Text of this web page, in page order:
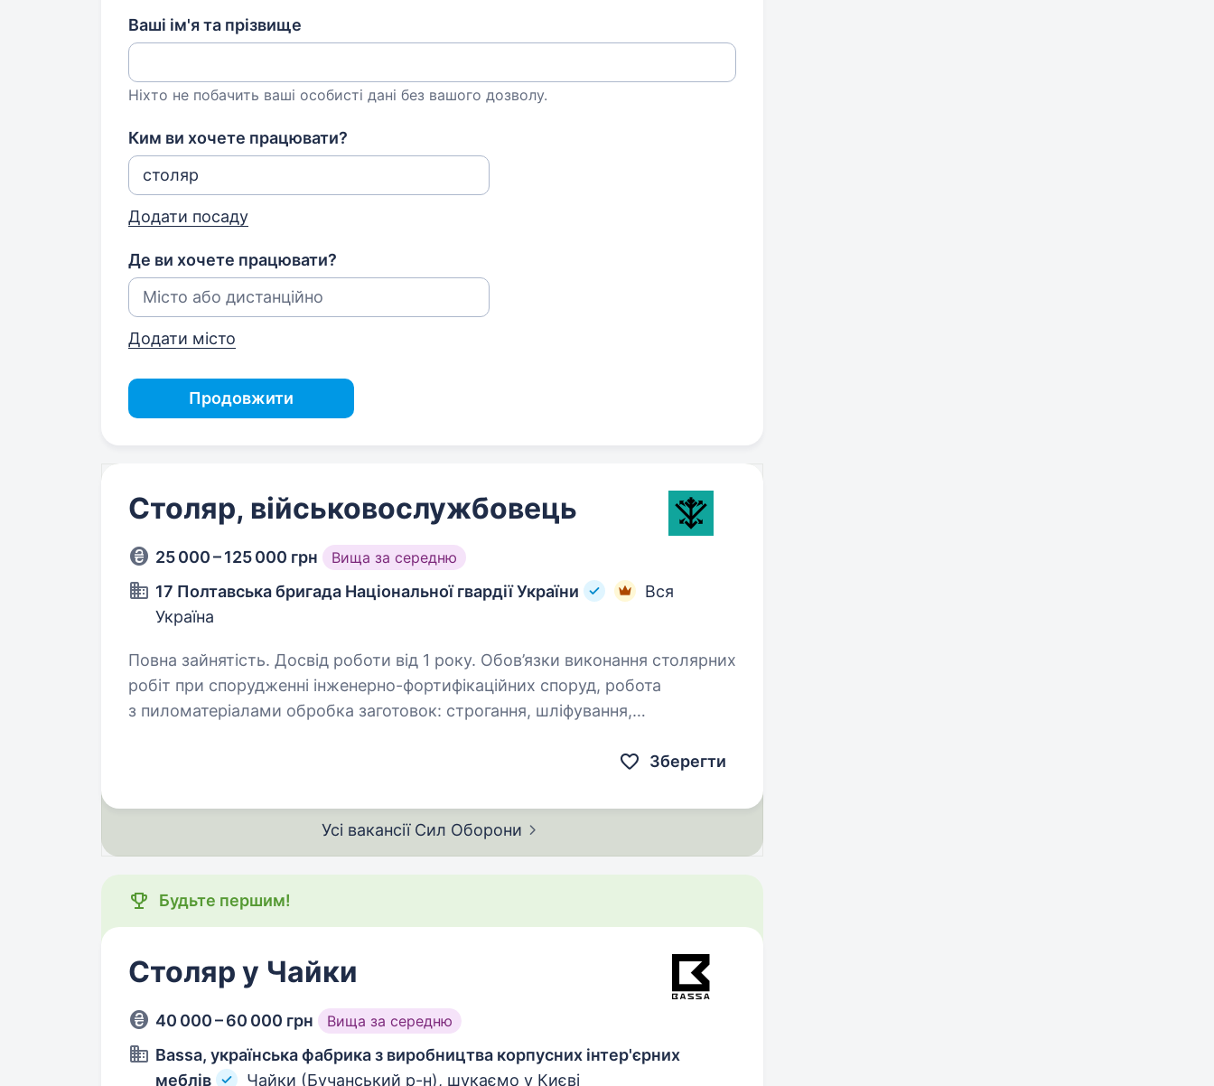
Ваші ім'я та прізвище
Ніхто не побачить ваші особисті дані без вашого дозволу.
Ким ви хочете працювати?
Додати посаду
Де ви хочете працювати?
Додати місто
Продовжити
Столяр, військовослужбовець
25 000 – 125 000 грн Вища за середню
17 Полтавська бригада Національної гвардії України
Вся
Україна
Повна зайнятість. Досвід роботи від 1 року. Обов’язки виконання столярних
робіт при спорудженні інженерно-фортифікаційних споруд, робота
з пиломатеріалами обробка заготовок: строгання, шліфування,
Зберегти
Усі вакансії Сил Оборони
Будьте першим!
Столяр у Чайки
40 000 – 60 000 грн Вища за середню
Bassa, українська фабрика з виробництва корпусних інтер'єрних
меблів
Чайки (Бучанський р-н), шукаємо у Києві